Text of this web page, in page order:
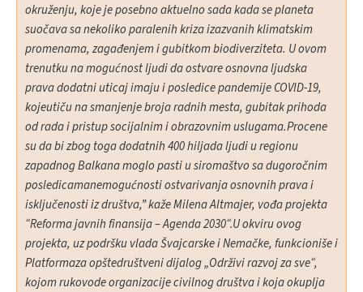
okruženju, koje je posebno aktuelno sada kada se planeta
suočava sa nekoliko paralenih kriza izazvanih klimatskim
promenama, zagađenjem i gubitkom biodiverziteta. U ovom
trenutku na mogućnost ljudi da ostvare osnovna ljudska
prava dodatni uticaj imaju i posledice pandemije COVID-19,
kojeutiču na smanjenje broja radnih mesta, gubitak prihoda
od rada i pristup socijalnim i obrazovnim uslugama.Procene
su da bi zbog toga dodatnih 400 hiljada ljudi u regionu
zapadnog Balkana moglo pasti u siromaštvo sa dugoročnim
posledicamanemogućnosti ostvarivanja osnovnih prava i
isključenosti iz društva,” kaže Milena Altmajer, vođa projekta
“Reforma javnih finansija – Agenda 2030“.U okviru ovog
projekta, uz podršku vlada Švajcarske i Nemačke, funkcioniše i
Platformaza opštedruštveni dijalog „Održivi razvoj za sve“,
kojom rukovode organizacije civilnog društva i koja okuplja